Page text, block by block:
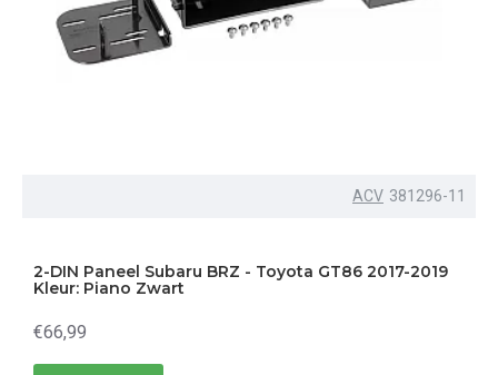
ACV 381296-11
2-DIN Paneel Subaru BRZ - Toyota GT86 2017-2019
Kleur: Piano Zwart
€66,99